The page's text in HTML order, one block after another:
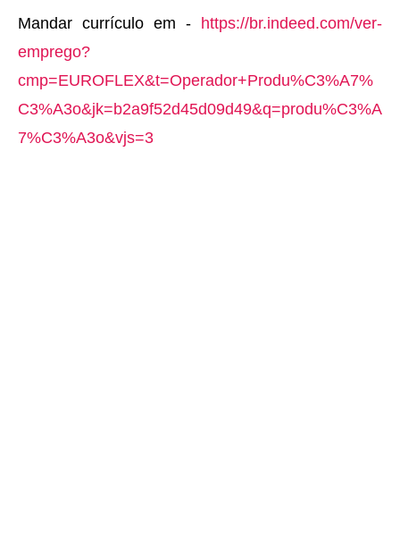
Mandar currículo em - https://br.indeed.com/ver-
emprego?
cmp=EUROFLEX&t=Operador+Produ%C3%A7%
C3%A3o&jk=b2a9f52d45d09d49&q=produ%C3%A
7%C3%A3o&vjs=3